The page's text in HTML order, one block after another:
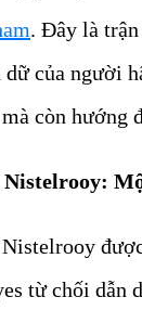
. Đây là
dữ của người
còn hướng
Nistelrooy:
từ chối dẫn